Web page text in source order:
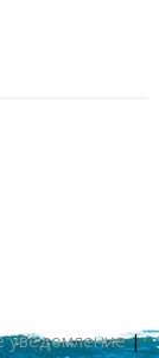
уведомление|